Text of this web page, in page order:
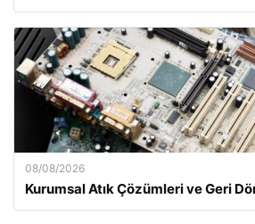
08/08/2026
Kurumsal Atık Çözümleri ve Geri